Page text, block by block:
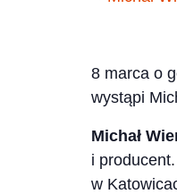
8 marca o
wystąpi
Michał
i
w